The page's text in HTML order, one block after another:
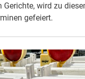
Gerichte, wird zu
gefeiert.